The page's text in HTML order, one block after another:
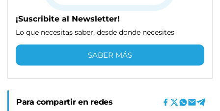
¡Suscribite al Newsletter!
Lo que necesitas saber, desde donde necesites
SABER MÁS
Para compartir en redes